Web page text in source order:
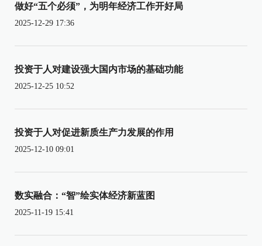
做好“五个必须”，为明年经济工作开好局
2025-12-29 17:36
投资于人对建设强大国内市场的基础功能
2025-12-25 10:52
投资于人对促进新质生产力发展的作用
2025-12-10 09:01
数实融合：“智”绘实体经济新蓝图
2025-11-19 15:41